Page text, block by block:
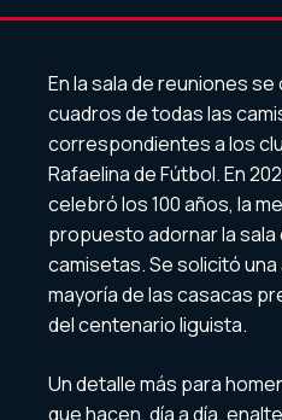
En la sala de reuniones
cuadros de todas las
correspondientes a los
Rafaelina de Fútbol. En
celebró los 100 años, la
propuesto adornar la
camisetas. Se solicitó una
mayoría de las casacas
del centenario liguista.
Un detalle más para
que hacen, día a día,